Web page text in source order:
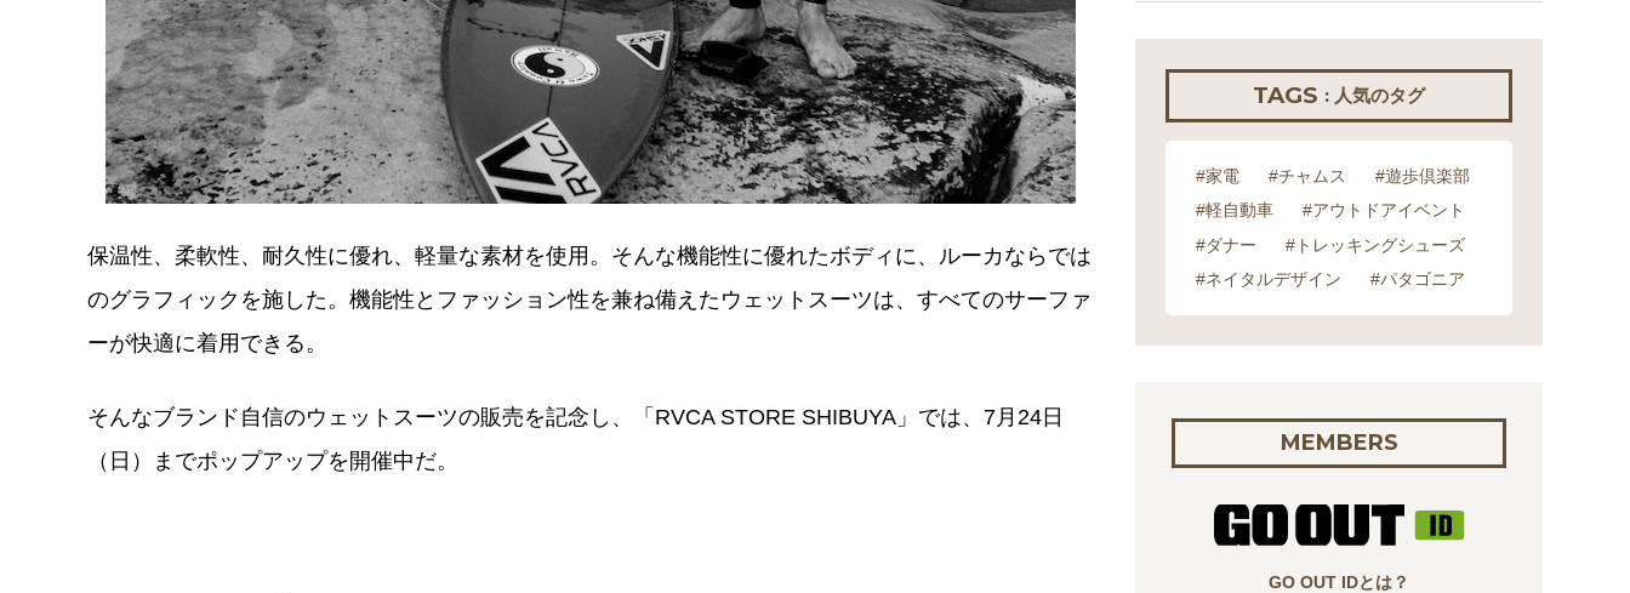
保温性、柔軟性、耐久性に優れ、軽量な素材を使用。そんな機能性に優れたボディに、ルーカならでは
のグラフィックを施した。機能性とファッション性を兼ね備えたウェットスーツは、すべてのサーファ
ーが快適に着用できる。
そんなブランド自信のウェットスーツの販売を記念し、「RVCA STORE SHIBUYA」では、7月24日
（日）までポップアップを開催中だ。
TAGS : 人気のタグ
#家電 #チャムス
#遊歩倶楽部
#軽自動車
#アウトドアイベント
#ダナー
#トレッキングシューズ
#ネイタルデザイン
#パタゴニア
MEMBERS
GO OUT IDとは？